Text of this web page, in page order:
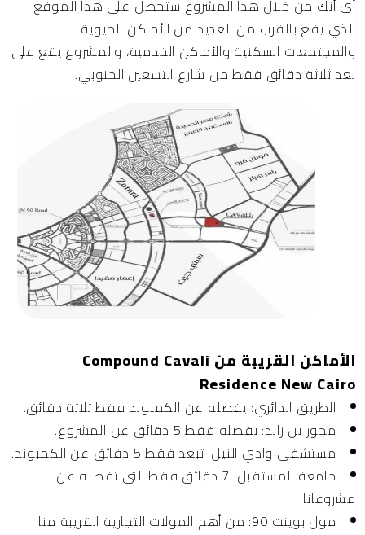
أي أنك من خلال هذا المشروع ستحصل على هذا الموقع
الذي يقع بالقرب من العديد من الأماكن الحيوية
والمجتمعات السكنية والأماكن الخدمية، والمشروع يقع على
بعد ثلاثة دقائق فقط من شارع التسعين الجنوبي.
الأماكن القريبة من Compound Cavali
Residence New Cairo
الطريق الدائري: يفصله عن الكمبوند فقط ثلاثة دقائق.
محور بن زايد: يفصله فقط 5 دقائق عن المشروع.
مستشفى وادي النيل: تبعد فقط 5 دقائق عن الكمبوند.
جامعة المستقبل:
7 دقائق فقط التي تفصله عن
مشروعانا.
مول بوينت 90:
من أهم المولات التجارية القريبة منا.